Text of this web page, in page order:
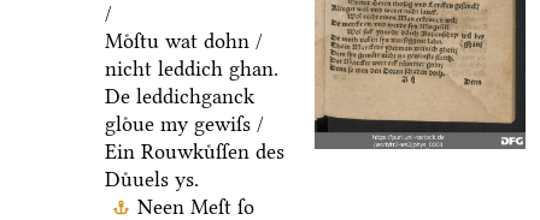
/
Moͤſtu wat dohn /
nicht leddich ghan.
De leddichganck
gloͤue my gewiſs /
Ein Rouwkuͤſſen des
Duͤuels ys.
Neen Meſt ſo